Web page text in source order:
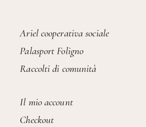
Ariel cooperativa sociale
Palasport Foligno
Raccolti di comunità
Il mio account
Checkout